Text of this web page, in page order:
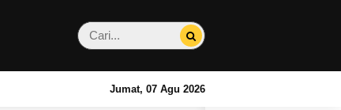
Jumat, 07 Agu 2026